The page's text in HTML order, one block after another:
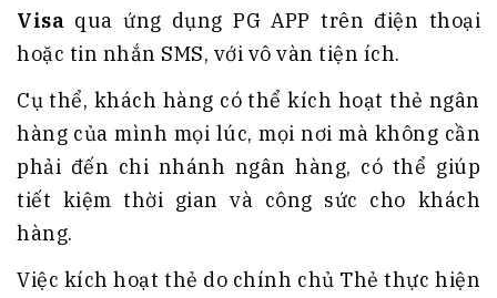
Visa qua ứng dụng PG APP trên điện thoại
hoặc tin nhắn SMS, với vô vàn tiện ích.
Cụ thể, khách hàng có thể kích hoạt thẻ ngân
hàng của mình mọi lúc, mọi nơi mà không cần
phải đến chi nhánh ngân hàng, có thể giúp
tiết kiệm thời gian và công sức cho khách
hàng.
Việc kích hoạt thẻ do chính chủ Thẻ thực hiện